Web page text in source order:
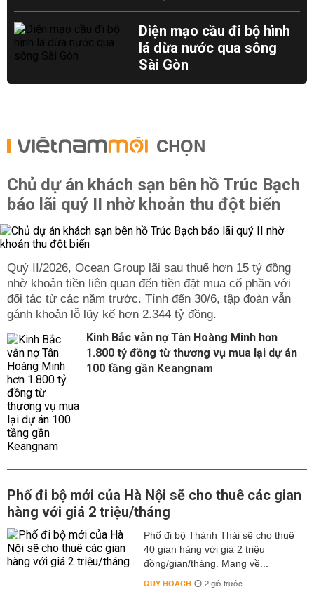
Diện mạo cầu đi bộ hình
lá dừa nước qua sông
Sài Gòn
CHỌN
Chủ dự án khách sạn bên hồ Trúc Bạch
báo lãi quý II nhờ khoản thu đột biến
Quý II/2026, Ocean Group lãi sau thuế hơn 15 tỷ đồng
nhờ khoản tiền liên quan đến tiền đặt mua cổ phần với
đối tác từ các năm trước. Tính đến 30/6, tập đoàn vẫn
gánh khoản lỗ lũy kế hơn 2.344 tỷ đồng.
Kinh Bắc vẫn nợ Tân Hoàng Minh hơn
1.800 tỷ đồng từ thương vụ mua lại dự án
100 tầng gần Keangnam
Phố đi bộ mới của Hà Nội sẽ cho thuê các gian
hàng với giá 2 triệu/tháng
Phố đi bộ Thành Thái sẽ cho thuê
40 gian hàng với giá 2 triệu
đồng/gian/tháng. Mang về...
QUY HOẠCH 2 giờ trước